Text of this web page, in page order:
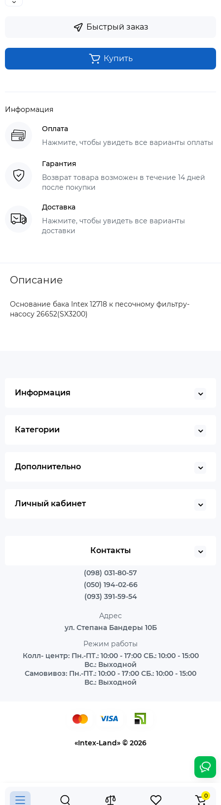
0
Быстрый заказ
Купить
Информация
Оплата
Нажмите, чтобы увидеть все варианты оплаты
Гарантия
Возврат товара возможен в течение 14 дней
после покупки
Доставка
Нажмите, чтобы увидеть все варианты
доставки
Описание
Основание бака Intex 12718 к песочному фильтру-
насосу 26652(SX3200)
Информация
Категории
Дополнительно
Личный кабинет
Контакты
(098) 031-80-57
(050) 194-02-66
(093) 391-59-54
Адрес
ул. Степана Бандеры 10Б
Режим работы
Колл- центр: Пн.-ПТ.: 10:00 - 17:00 СБ.: 10:00 - 15:00
Вс.: Выходной
Самовивоз: Пн.-ПТ.: 10:00 - 17:00 СБ.: 10:00 - 15:00
Вс.: Выходной
«Intex-Land» © 2026